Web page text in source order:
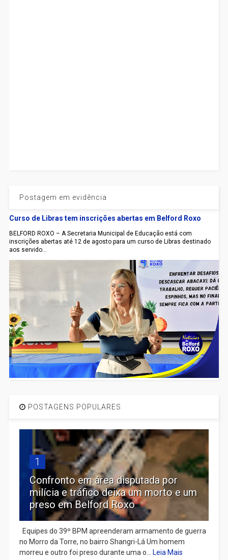
Postagem em evidência
Curso de Libras tem inscrições abertas em Belford Roxo
BELFORD ROXO – A Secretaria Municipal de Educação está com
inscrições abertas até 12 de agosto para um curso de Libras destinado
aos servido...
POSTAGENS POPULARES
1
Confronto em área disputada por
milícia e tráfico deixa um morto e um
preso em Belford Roxo
Equipes do 39º BPM apreenderam armamento de guerra
no Morro da Torre, no bairro Shangri-Lá Um homem
morreu e outro foi preso durante uma o... Leia Mais